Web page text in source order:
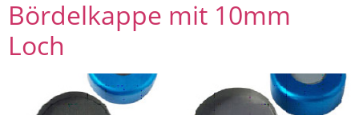
Bördelkappe mit 10mm
Loch